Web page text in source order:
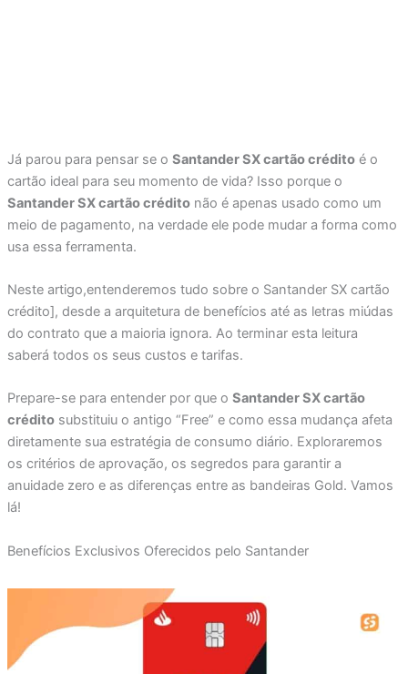
Já parou para pensar se o Santander SX cartão créditoé o
cartão ideal para seu momento de vida? Isso porque o
Santander SX cartão créditonão é apenas usado como um
meio de pagamento, na verdade ele pode mudar a forma como
usa essa ferramenta.
Neste artigo,entenderemos tudo sobre o Santander SX cartão
crédito], desde a arquitetura de benefícios até as letras miúdas
do contrato que a maioria ignora. Ao terminar esta leitura
saberá todos os seus custos e tarifas.
Prepare-se para entender por que o Santander SX cartão
créditosubstituiu o antigo “Free” e como essa mudança afeta
diretamente sua estratégia de consumo diário. Exploraremos
os critérios de aprovação, os segredos para garantir a
anuidade zero e as diferenças entre as bandeiras Gold. Vamos
lá!
Benefícios Exclusivos Oferecidos pelo Santander